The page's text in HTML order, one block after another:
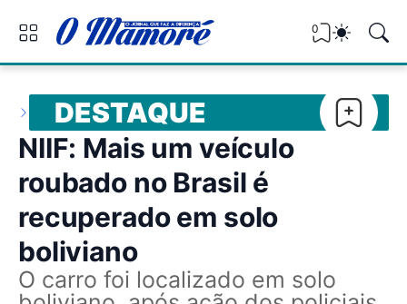
0
DESTAQUE
NIIF: Mais um veículo
roubado no Brasil é
recuperado em solo
boliviano
O carro foi localizado em solo